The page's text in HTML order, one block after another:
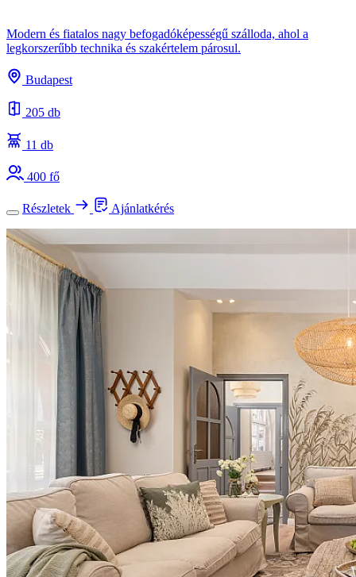
Modern és fiatalos nagy befogadóképességű szálloda, ahol a
legkorszerűbb technika és szakértelem párosul.
Budapest
205 db
11 db
400 fő
Részletek Ajánlatkérés